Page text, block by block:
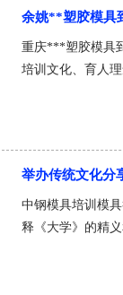
余姚**塑胶模具
重庆***塑胶模具
培训文化、育人
举办传统文化分
中钢模具培训模
释《大学》的精